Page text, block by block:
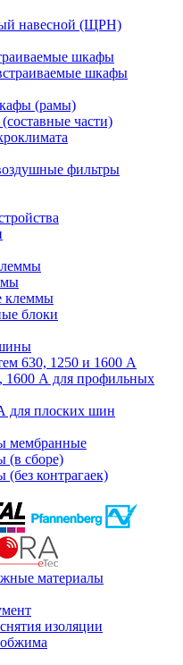
навесной (ЩРН)
шкафы
шкафы
(рамы)
части)
фильтры
клеммы
блоки
630, 1250 и 1600 А
1600 А для профильных
для плоских шин
мембранные
(в сборе)
контрагаек)
материалы
изоляции